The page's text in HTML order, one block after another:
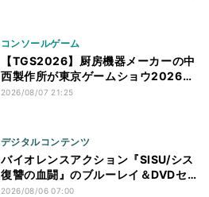
コンソールゲーム
【TGS2026】厨房機器メーカーの中
西製作所が東京ゲームショウ2026に
初出展、新作ARGなど披露
2026/08/07 21:25
デジタルコンテンツ
バイオレンスアクション『SISU/シス
復讐の血闘』のブルーレイ＆DVDセ
ットが12月2日に発売
2026/08/06 07:00